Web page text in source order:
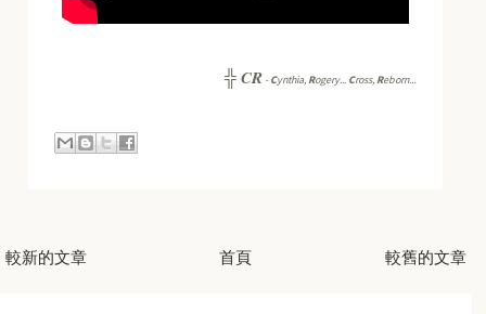
╬CR -Cynthia, Rogery... Cross, Reborn...
較新的文章 較舊的文章
首頁